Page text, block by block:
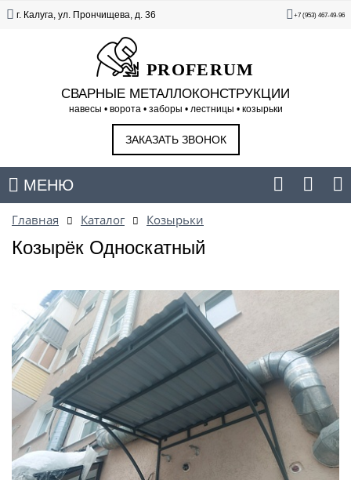
г. Калуга, ул. Прончищева, д. 36 +7 (953) 467-49-96
PROFERUM
СВАРНЫЕ МЕТАЛЛОКОНСТРУКЦИИ
навесы • ворота • заборы • лестницы • козырьки
ЗАКАЗАТЬ ЗВОНОК
МЕНЮ
Главная Каталог Козырьки
Козырёк Односкатный